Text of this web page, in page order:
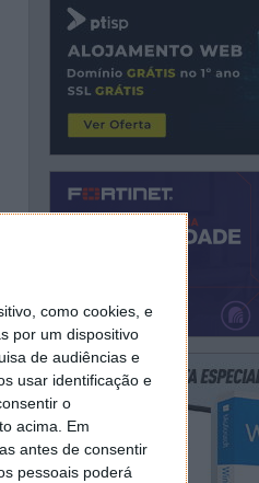
como cookies, e
por um dispositivo
de audiências e
usar identificação e
o
acima. Em
antes de consentir
pessoais poderá